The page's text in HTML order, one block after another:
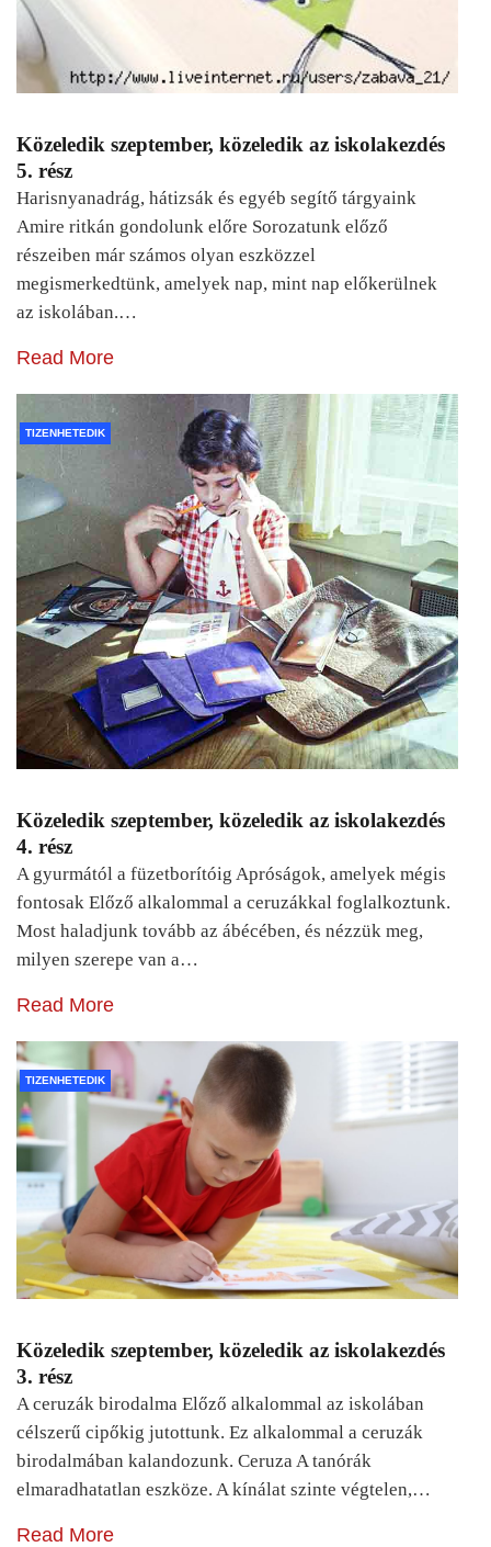
Közeledik szeptember, közeledik az iskolakezdés
5. rész
Harisnyanadrág, hátizsák és egyéb segítő tárgyaink
Amire ritkán gondolunk előre Sorozatunk előző
részeiben már számos olyan eszközzel
megismerkedtünk, amelyek nap, mint nap előkerülnek
az iskolában.…
Read More
TIZENHETEDIK
Közeledik szeptember, közeledik az iskolakezdés
4. rész
A gyurmától a füzetborítóig Apróságok, amelyek mégis
fontosak Előző alkalommal a ceruzákkal foglalkoztunk.
Most haladjunk tovább az ábécében, és nézzük meg,
milyen szerepe van a…
Read More
TIZENHETEDIK
Közeledik szeptember, közeledik az iskolakezdés
3. rész
A ceruzák birodalma Előző alkalommal az iskolában
célszerű cipőkig jutottunk. Ez alkalommal a ceruzák
birodalmában kalandozunk. Ceruza A tanórák
elmaradhatatlan eszköze. A kínálat szinte végtelen,…
Read More